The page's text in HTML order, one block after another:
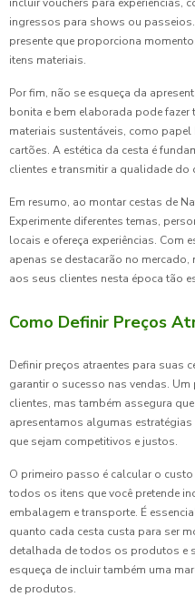
ingressos para shows ou
presente que proporciona
itens materiais.
Por fim, não se esqueça da
bonita e bem elaborada pode fazer
materiais sustentáveis, como
cartões. A estética da cesta é
clientes e transmitir a qualidade do
Em resumo, ao montar cestas de
Experimente diferentes temas,
locais e ofereça experiências. Com
apenas se destacarão no
aos seus clientes nesta época tão
Como Definir Preços
Definir preços atraentes para suas
garantir o sucesso nas vendas.
clientes, mas também assegura
apresentamos algumas
que sejam competitivos e justos.
O primeiro passo é calcular o
todos os itens que você pretende
embalagem e transporte. É
quanto cada cesta custa para ser
detalhada de todos os produtos e
esqueça de incluir também uma
de produtos.